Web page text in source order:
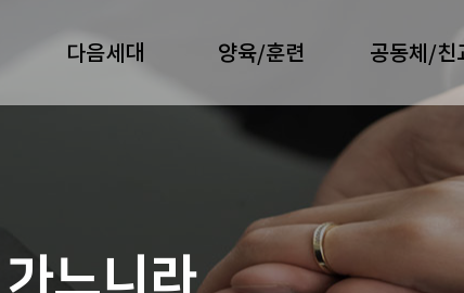
다음세대 양육/훈련 공동체/친
느니라